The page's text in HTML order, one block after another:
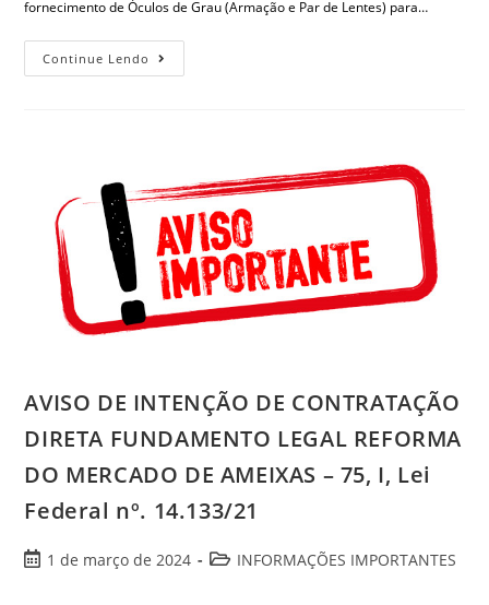
fornecimento de Óculos de Grau (Armação e Par de Lentes) para…
Continue Lendo
AVISO DE INTENÇÃO DE CONTRATAÇÃO
DIRETA FUNDAMENTO LEGAL REFORMA
DO MERCADO DE AMEIXAS – 75, I, Lei
Federal nº. 14.133/21
1 de março de 2024 INFORMAÇÕES IMPORTANTES